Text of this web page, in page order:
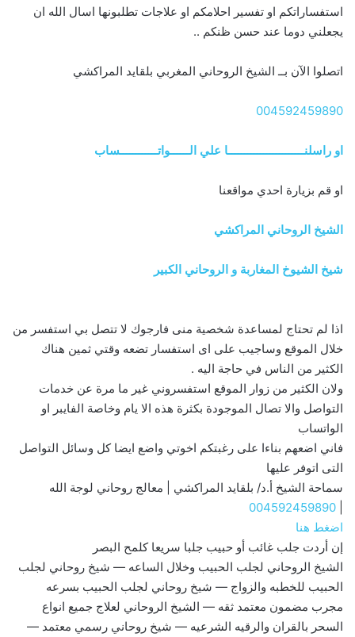
استفساراتكم او تفسير احلامكم او علاجات تطلبونها اسال الله ان
يجعلني دوما عند حسن ظنكم ..
اتصلوا الآن بــ الشيخ الروحاني المغربي بلقايد المراكشي
004592459890
او راسلنــــــــــــــــــــــــا علي الــــــواتــــــــــــساب
او قم بزيارة احدي مواقعنا
الشيخ الروحاني المراكشي
شيخ الشيوخ المغاربة و الروحاني الكبير
اذا لم تحتاج لمساعدة شخصية منى فارجوك لا تتصل بي استفسر من
خلال الموقع وساجيب على اى استفسار تضعه وقتي ثمين هناك
الكثير من الناس في حاجة اليه .
ولان الكثير من زوار الموقع استفسروني غير ما مرة عن خدمات
التواصل والا تصال الموجودة بكثرة هذه الا يام وخاصة الفايبر او
الواتساب
فاني اضعهم بناءا على رغبتكم اخوتي واضع ايضا كل وسائل التواصل
التى اتوفر عليها
سماحة الشيخ أ.د/ بلقايد المراكشي | معالج روحاني لوجة الله
004592459890
اضغط هنا
إن أردت جلب غائب أو حبيب جلبا سريعا كلمح البصر
الشيخ الروحاني لجلب الحبيب وخلال الساعه — شيخ روحاني لجلب
الحبيب للخطبه والزواج — شيخ روحاني لجلب الحبيب بسرعه
مجرب مضمون معتمد ثقه — الشيخ الروحاني لعلاج جميع انواع
السحر بالقران والرقيه الشرعيه — شيخ روحاني رسمي معتمد —